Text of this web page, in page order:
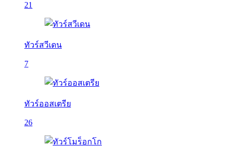
21
ทัวร์สวีเดน
7
ทัวร์ออสเตรีย
26